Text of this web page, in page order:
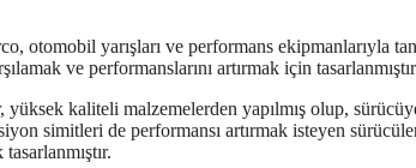
otomobil yarışları ve performans ekipmanlarıyla
ve performanslarını artırmak için
kaliteli malzemelerden yapılmış olup,
simitleri de performansı artırmak isteyen